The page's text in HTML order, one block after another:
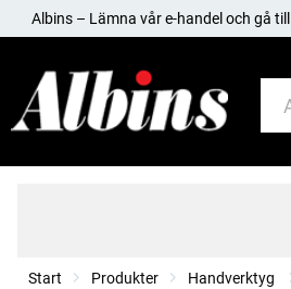
Albins – Lämna vår e-handel och gå
Start Produkter Handverktyg